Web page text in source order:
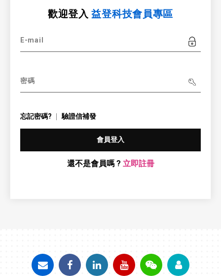
歡迎登入益登科技會員專區
E-mail
密碼
忘記密碼? 驗證信補發
會員登入
還不是會員嗎 ? 立即註冊